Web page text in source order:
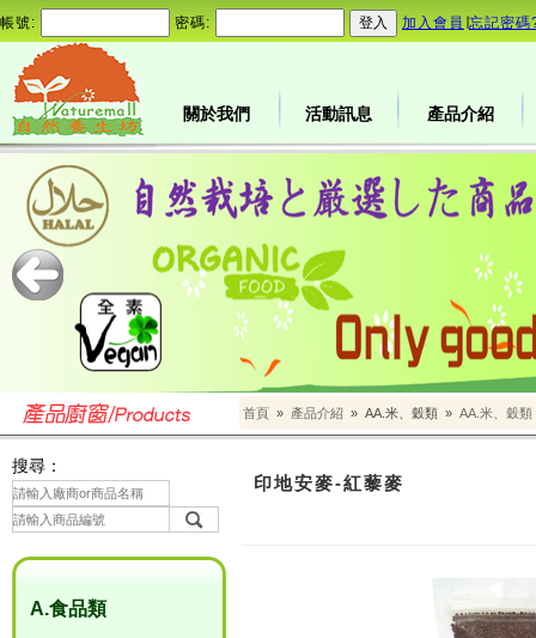
帳號: 密碼: 加入會員 忘記密碼
關於我們 活動訊息 產品介紹
首頁 » 產品介紹 » AA.米、穀類 » AA.米、穀類
搜尋：
A.食品類
印地安麥-紅藜麥